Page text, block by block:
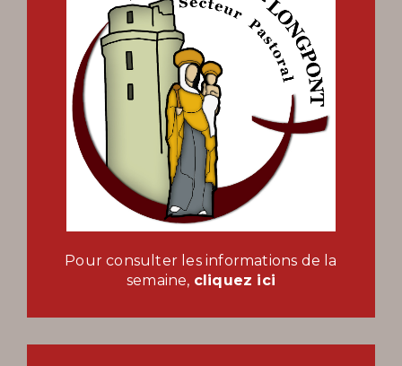
Pour consulter les informations de la
semaine, cliquez ici